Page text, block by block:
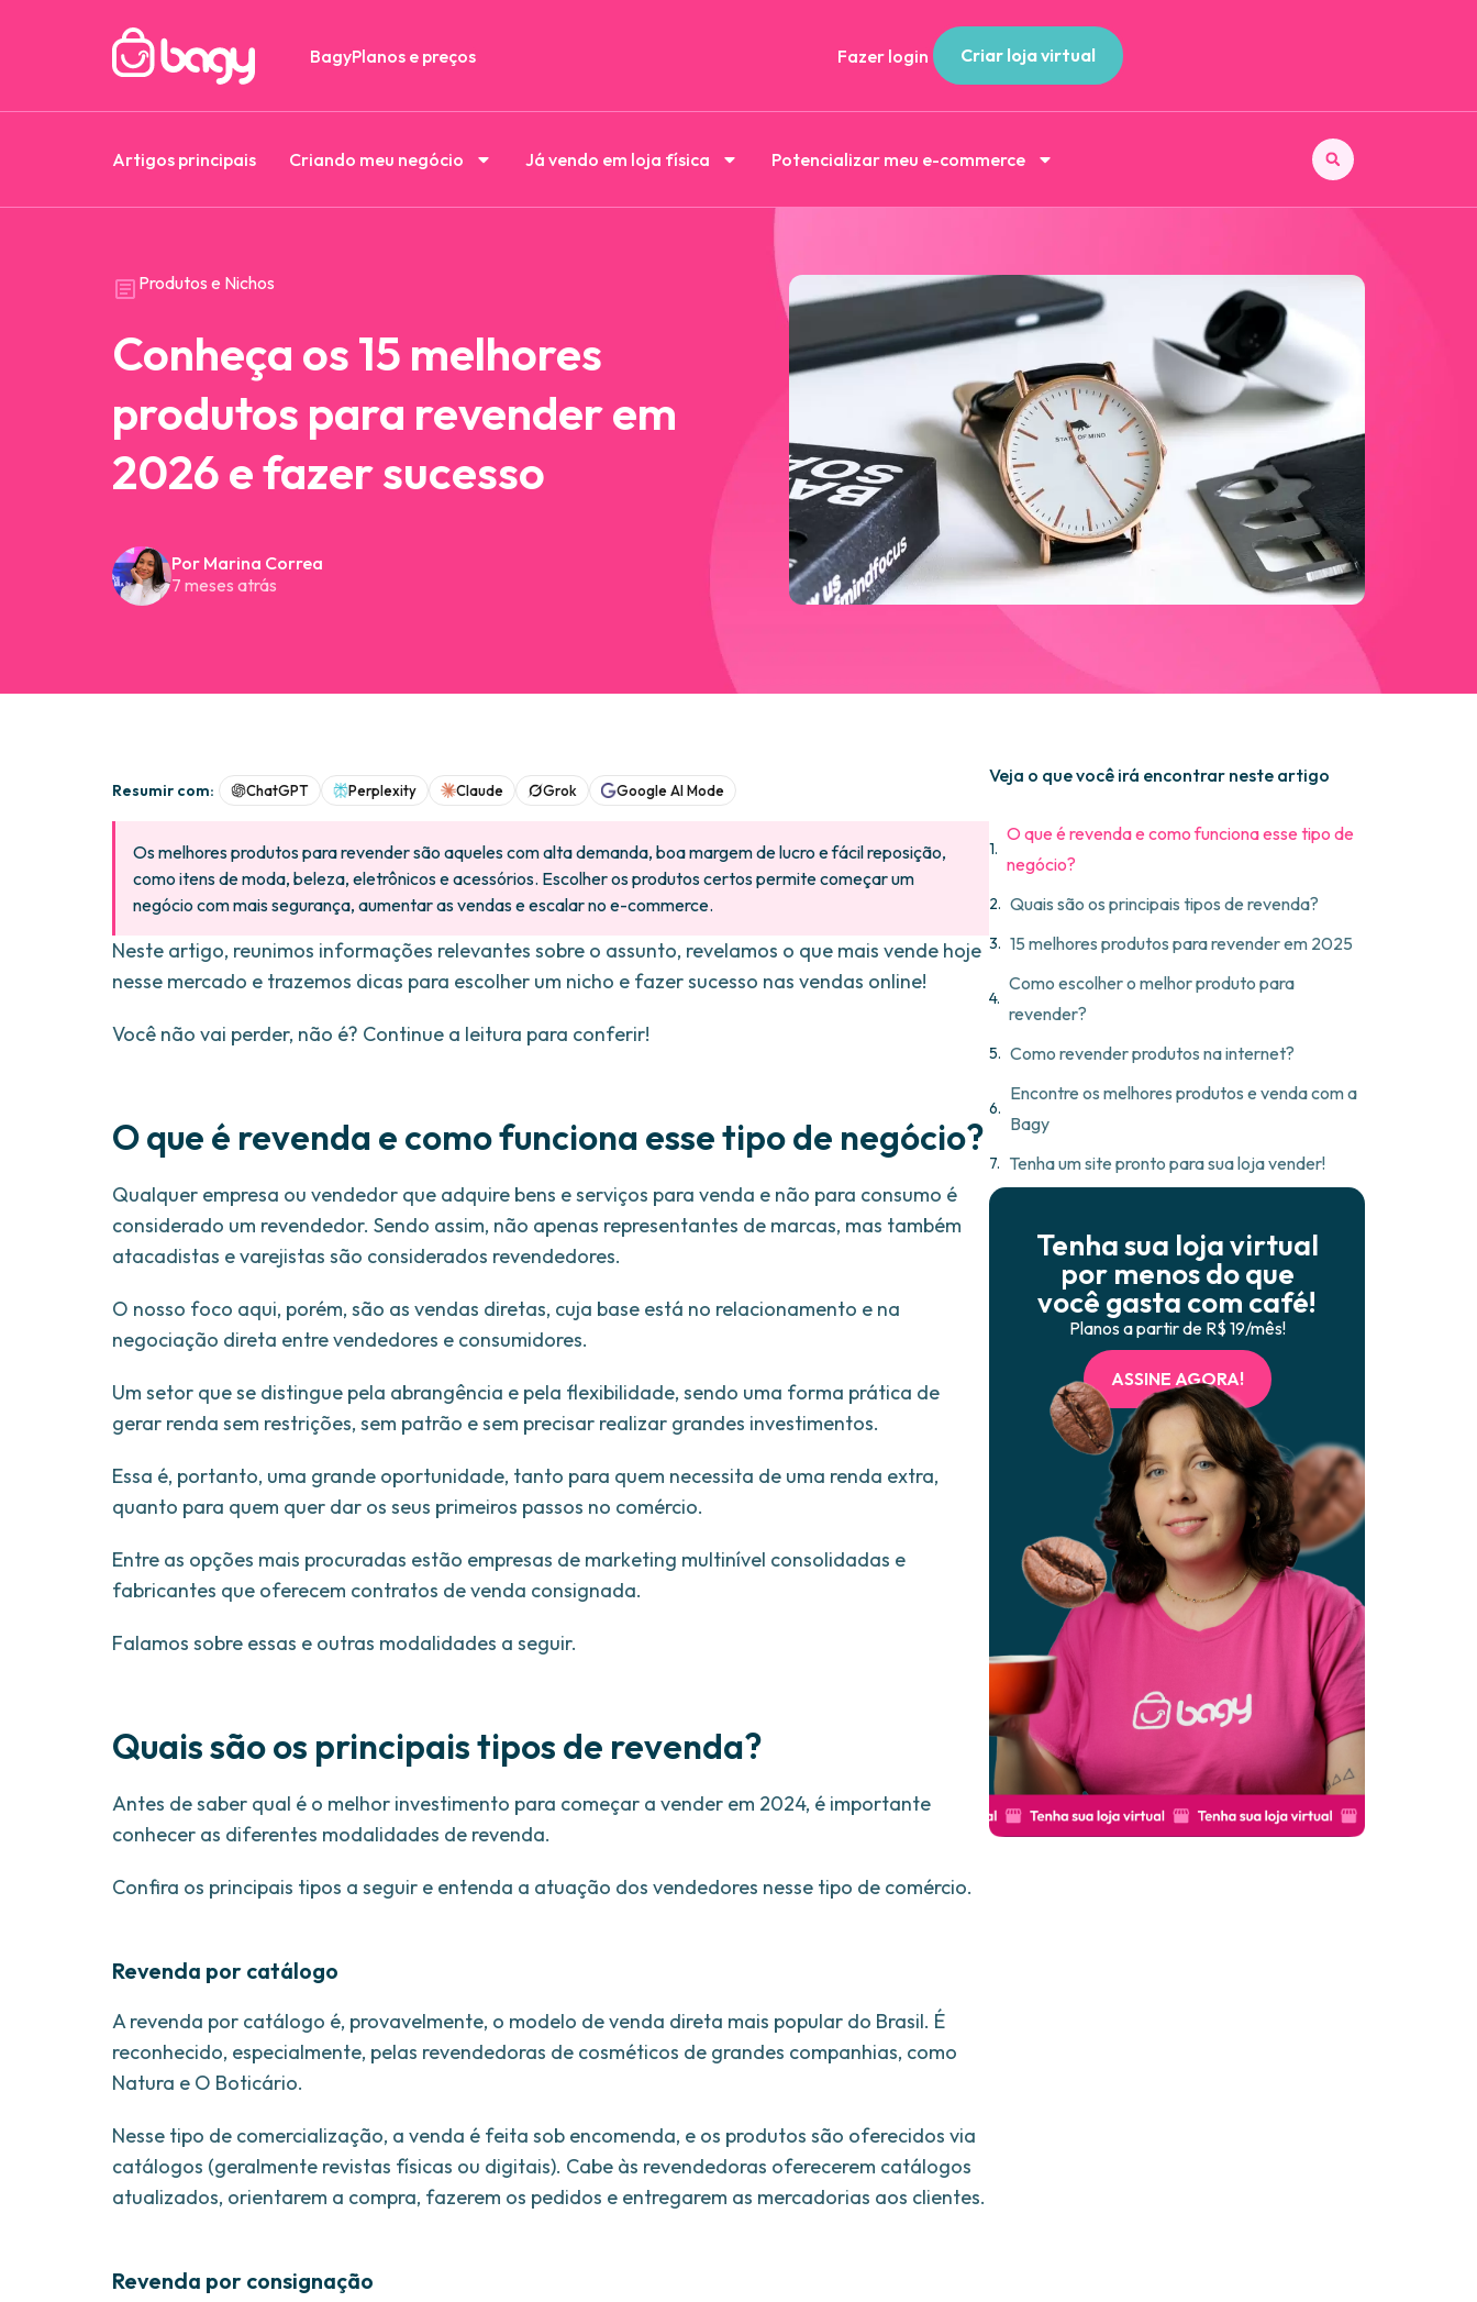
BagyPlanos e preços Fazer login Criar loja virtual
Artigos principais Criando meu negócio Já vendo em loja física Potencializar meu e-commerce
Produtos e Nichos
Conheça os 15 melhores
produtos para revender em
2026 e fazer sucesso
Por Marina Correa
7 meses atrás
Resumir com: ChatGPT Perplexity Claude Grok Google AI Mode
Os melhores produtos para revender são aqueles com alta demanda, boa margem de lucro e fácil reposição,
como itens de moda, beleza, eletrônicos e acessórios. Escolher os produtos certos permite começar um
negócio com mais segurança, aumentar as vendas e escalar no e-commerce.
Neste artigo, reunimos informações relevantes sobre o assunto, revelamos o que mais vende hoje
nesse mercado e trazemos dicas para escolher um nicho e fazer sucesso nas vendas online!
Você não vai perder, não é? Continue a leitura para conferir!
O que é revenda e como funciona esse tipo de negócio?
Qualquer empresa ou vendedor que adquire bens e serviços para venda e não para consumo é
considerado um revendedor. Sendo assim, não apenas representantes de marcas, mas também
atacadistas e varejistas são considerados revendedores.
O nosso foco aqui, porém, são as vendas diretas, cuja base está no relacionamento e na
negociação direta entre vendedores e consumidores.
Um setor que se distingue pela abrangência e pela flexibilidade, sendo uma forma prática de
gerar renda sem restrições, sem patrão e sem precisar realizar grandes investimentos.
Essa é, portanto, uma grande oportunidade, tanto para quem necessita de uma renda extra,
quanto para quem quer dar os seus primeiros passos no comércio.
Entre as opções mais procuradas estão empresas de marketing multinível consolidadas e
fabricantes que oferecem contratos de venda consignada.
Falamos sobre essas e outras modalidades a seguir.
Quais são os principais tipos de revenda?
Antes de saber qual é o melhor investimento para começar a vender em 2024, é importante
conhecer as diferentes modalidades de revenda.
Confira os principais tipos a seguir e entenda a atuação dos vendedores nesse tipo de comércio.
Revenda por catálogo
A revenda por catálogo é, provavelmente, o modelo de venda direta mais popular do Brasil. É
reconhecido, especialmente, pelas revendedoras de cosméticos de grandes companhias, como
Natura e O Boticário.
Nesse tipo de comercialização, a venda é feita sob encomenda, e os produtos são oferecidos via
catálogos (geralmente revistas físicas ou digitais). Cabe às revendedoras oferecerem catálogos
atualizados, orientarem a compra, fazerem os pedidos e entregarem as mercadorias aos clientes.
Revenda por consignação
Veja o que você irá encontrar neste artigo
O que é revenda e como funciona esse tipo de
negócio?
Quais são os principais tipos de revenda?
15 melhores produtos para revender em 2025
Como escolher o melhor produto para
revender?
Como revender produtos na internet?
Encontre os melhores produtos e venda com a
Bagy
Tenha um site pronto para sua loja vender!
Tenha sua loja virtual
por menos do que
você gasta com café!
Planos a partir de R$ 19/mês!
ASSINE AGORA!